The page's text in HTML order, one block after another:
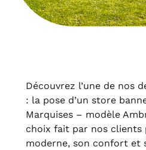
Découvrez l’une de nos
: la pose d’un store
Marquises – modèle
choix fait par nos clients
moderne, son confort et